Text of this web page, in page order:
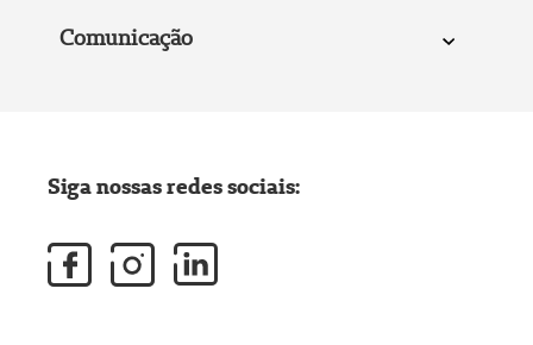
Comunicação
Siga nossas redes sociais: